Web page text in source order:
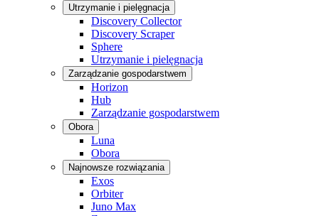
Utrzymanie i pielęgnacja
Discovery Collector
Discovery Scraper
Sphere
Utrzymanie i pielęgnacja
Zarządzanie gospodarstwem
Horizon
Hub
Zarządzanie gospodarstwem
Obora
Luna
Obora
Najnowsze rozwiązania
Exos
Orbiter
Juno Max